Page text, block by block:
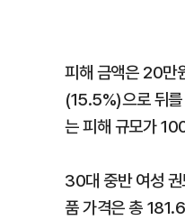
피해 금액은 20만
(15.5%)으로 뒤
는 피해 규모가
30대 중반 여성 권
품 가격은 총